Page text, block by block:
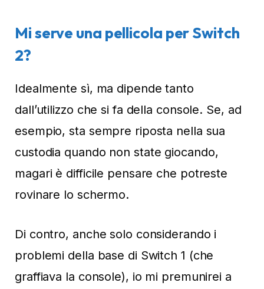
Mi serve una pellicola per Switch
2?
Idealmente sì, ma dipende tanto
dall’utilizzo che si fa della console. Se, ad
esempio, sta sempre riposta nella sua
custodia quando non state giocando,
magari è difficile pensare che potreste
rovinare lo schermo.
Di contro, anche solo considerando i
problemi della base di Switch 1 (che
graffiava la console), io mi premunirei a